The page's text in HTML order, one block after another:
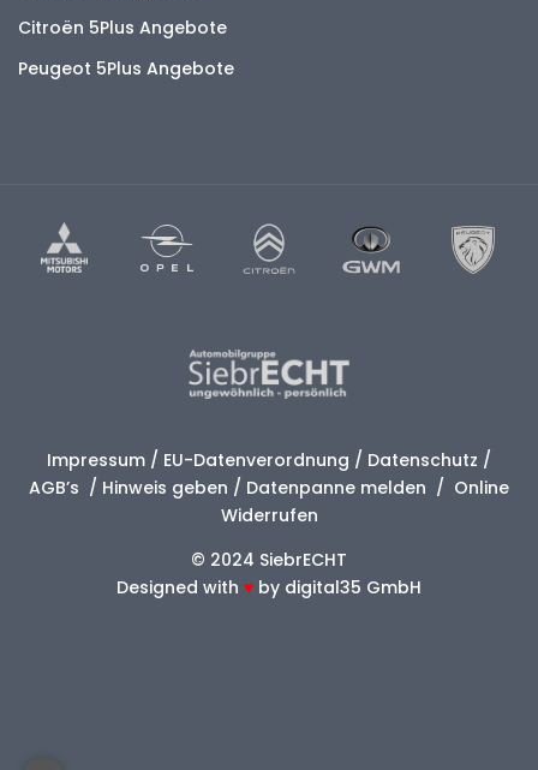
Citroën 5Plus Angebote
Peugeot 5Plus Angebote
Impressum / EU-Datenverordnung / Datenschutz /
AGB’s / Hinweis geben / Datenpanne melden / Online
Widerrufen
© 2024 SiebrECHT
Designed with ♥ by digital35 GmbH